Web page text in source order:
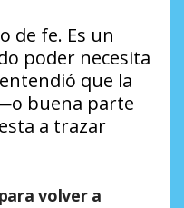
de fe. Es un
poder necesita
que la
buena parte
a trazar
volver a